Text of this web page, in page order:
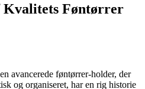
Kvalitets Føntørrer
avancerede føntørrer-holder, der
og organiseret, har en rig historie